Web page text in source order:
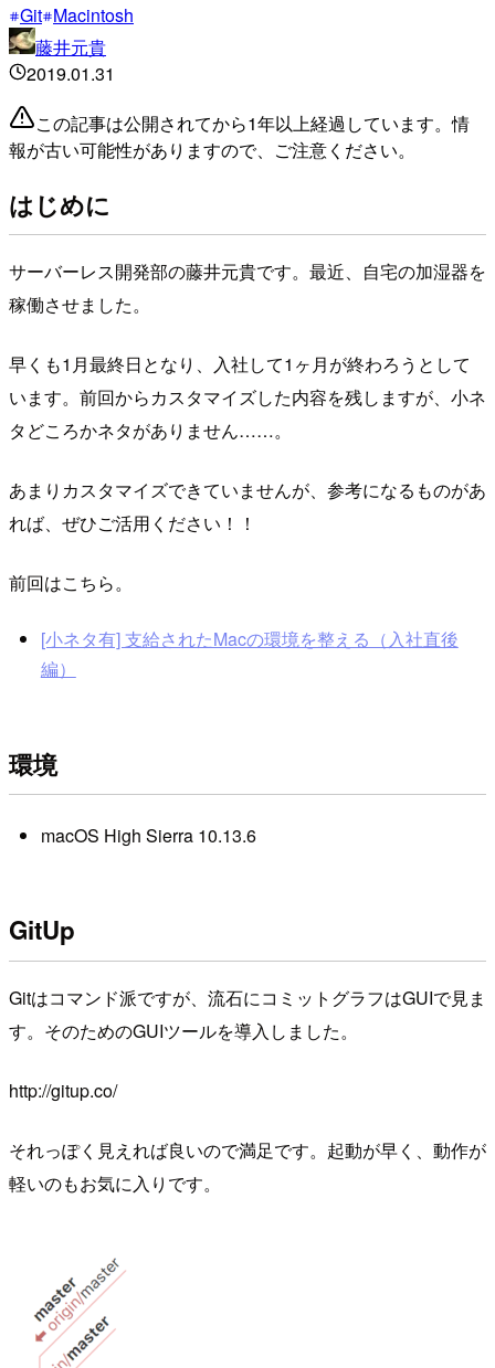
Git Macintosh
藤井元貴
2019.01.31
この記事は公開されてから1年以上経過しています。情
報が古い可能性がありますので、ご注意ください。
はじめに
サーバーレス開発部の藤井元貴です。最近、自宅の加湿器を
稼働させました。
早くも1月最終日となり、入社して1ヶ月が終わろうとして
います。前回からカスタマイズした内容を残しますが、小ネ
タどころかネタがありません……。
あまりカスタマイズできていませんが、参考になるものがあ
れば、ぜひご活用ください！！
前回はこちら。
[小ネタ有] 支給されたMacの環境を整える（入社直後
編）
環境
macOS High Sierra 10.13.6
GitUp
Gitはコマンド派ですが、流石にコミットグラフはGUIで見ま
す。そのためのGUIツールを導入しました。
http://gitup.co/
それっぽく見えれば良いので満足です。起動が早く、動作が
軽いのもお気に入りです。